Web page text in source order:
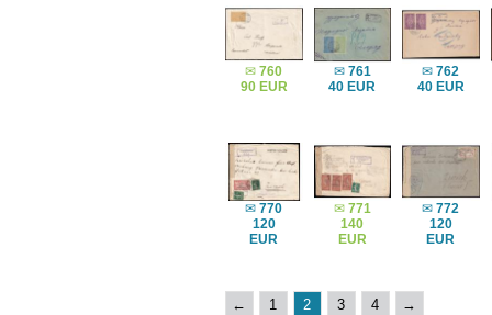
✉760
90 EUR
✉ 761
40 EUR
✉762
40 EUR
✉770
120
EUR
✉ 771
140
EUR
✉772
120
EUR
← 1 2 3 4 →